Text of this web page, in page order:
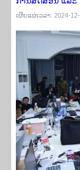
ເຜີຍ​ແຜ່​ເວ​ລາ: 2024-